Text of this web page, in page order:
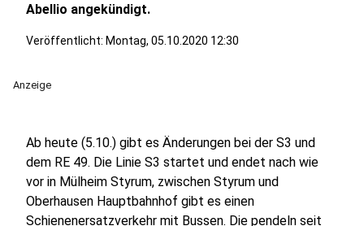
Abellio angekündigt.
Veröffentlicht: Montag, 05.10.2020 12:30
Anzeige
Ab heute (5.10.) gibt es Änderungen bei der S3 und
dem RE 49. Die Linie S3 startet und endet nach wie
vor in Mülheim Styrum, zwischen Styrum und
Oberhausen Hauptbahnhof gibt es einen
Schienenersatzverkehr mit Bussen. Die pendeln seit